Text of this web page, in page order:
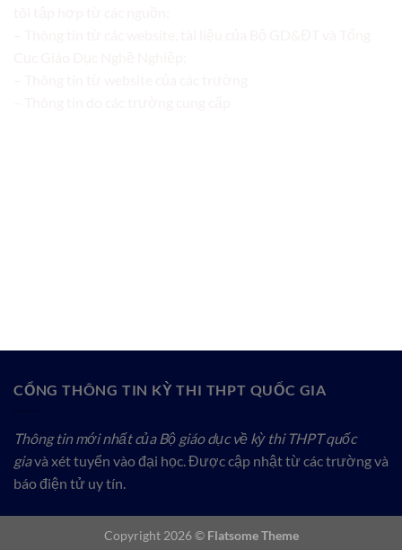
CỔNG THÔNG TIN KỲ THI THPT QUỐC GIA
Thông tin mới nhất của Bộ giáo dục về kỳ thi THPT quốc
giavà xét tuyển vào đại học. Được cập nhật từ các trường và
báo điện tử uy tín.
Copyright 2026 © Flatsome Theme